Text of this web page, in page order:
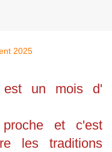
est un mois d'
et c'est
les traditions